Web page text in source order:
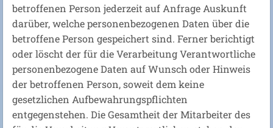
betroffenen Person jederzeit auf Anfrage Auskunft
darüber, welche personenbezogenen Daten über die
betroffene Person gespeichert sind. Ferner berichtigt
oder löscht der für die Verarbeitung Verantwortliche
personenbezogene Daten auf Wunsch oder Hinweis
der betroffenen Person, soweit dem keine
gesetzlichen Aufbewahrungspflichten
entgegenstehen. Die Gesamtheit der Mitarbeiter des